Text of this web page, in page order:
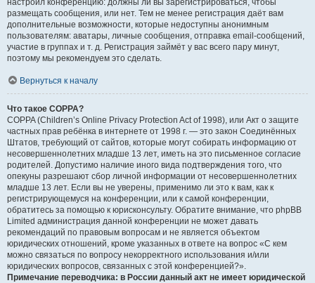
настроил конференцию: должны ли вы зарегистрироваться, чтобы
размещать сообщения, или нет. Тем не менее регистрация даёт вам
дополнительные возможности, которые недоступны анонимным
пользователям: аватары, личные сообщения, отправка email-сообщений,
участие в группах и т. д. Регистрация займёт у вас всего пару минут,
поэтому мы рекомендуем это сделать.
Вернуться к началу
Что такое COPPA?
COPPA (Children’s Online Privacy Protection Act of 1998), или Акт о защите
частных прав ребёнка в интернете от 1998 г. — это закон Соединённых
Штатов, требующий от сайтов, которые могут собирать информацию от
несовершеннолетних младше 13 лет, иметь на это письменное согласие
родителей. Допустимо наличие иного вида подтверждения того, что
опекуны разрешают сбор личной информации от несовершеннолетних
младше 13 лет. Если вы не уверены, применимо ли это к вам, как к
регистрирующемуся на конференции, или к самой конференции,
обратитесь за помощью к юрисконсульту. Обратите внимание, что phpBB
Limited администрация данной конференции не может давать
рекомендаций по правовым вопросам и не является объектом
юридических отношений, кроме указанных в ответе на вопрос «С кем
можно связаться по вопросу некорректного использования и/или
юридических вопросов, связанных с этой конференцией?».
Примечание переводчика: в России данный акт не имеет юридической